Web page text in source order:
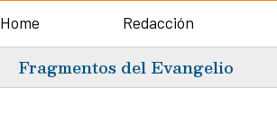
Home Redacción
Fragmentos del Evangelio